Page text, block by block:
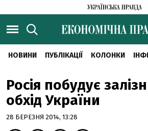
НОВИНИ ПУБЛІКАЦІЇ КОЛОНКИ
Росія побудує
обхід України
28 БЕРЕЗНЯ 2014, 13:28